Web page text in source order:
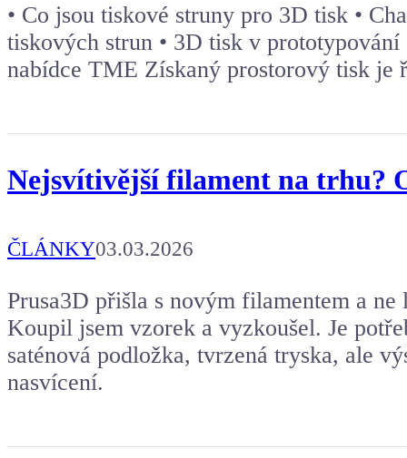
• Co jsou tiskové struny pro 3D tisk •
tiskových strun • 3D tisk v
nabídce TME Získaný prostorový tisk
Nejsvítivější filament na trhu?
ČLÁNKY03.03.2026
Prusa3D přišla s novým filamentem a
Koupil jsem vzorek a vyzkoušel. Je
saténová podložka, tvrzená tryska, ale
nasvícení.